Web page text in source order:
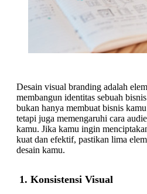
Desain visual branding adalah
membangun identitas sebuah
bukan hanya membuat bisnis
tetapi juga memengaruhi cara
kamu. Jika kamu ingin
kuat dan efektif, pastikan lima
desain kamu.
1. Konsistensi Visual